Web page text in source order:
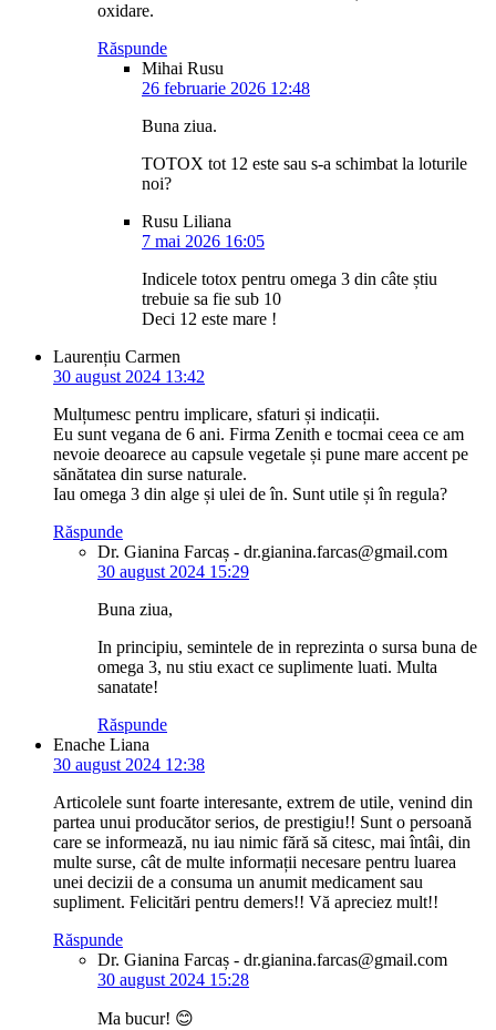
oxidare.
Răspunde
Mihai Rusu
26 februarie 2026 12:48
Buna ziua.
TOTOX tot 12 este sau s-a schimbat la loturile
noi?
Rusu Liliana
7 mai 2026 16:05
Indicele totox pentru omega 3 din câte știu
trebuie sa fie sub 10
Deci 12 este mare !
Laurențiu Carmen
30 august 2024 13:42
Mulțumesc pentru implicare, sfaturi și indicații.
Eu sunt vegana de 6 ani. Firma Zenith e tocmai ceea ce am
nevoie deoarece au capsule vegetale și pune mare accent pe
sănătatea din surse naturale.
Iau omega 3 din alge și ulei de în. Sunt utile și în regula?
Răspunde
Dr. Gianina Farcaș - dr.gianina.farcas@gmail.com
30 august 2024 15:29
Buna ziua,
In principiu, semintele de in reprezinta o sursa buna de
omega 3, nu stiu exact ce suplimente luati. Multa
sanatate!
Răspunde
Enache Liana
30 august 2024 12:38
Articolele sunt foarte interesante, extrem de utile, venind din
partea unui producător serios, de prestigiu!! Sunt o persoană
care se informează, nu iau nimic fără să citesc, mai întâi, din
multe surse, cât de multe informații necesare pentru luarea
unei decizii de a consuma un anumit medicament sau
supliment. Felicitări pentru demers!! Vă apreciez mult!!
Răspunde
Dr. Gianina Farcaș - dr.gianina.farcas@gmail.com
30 august 2024 15:28
Ma bucur! 😊